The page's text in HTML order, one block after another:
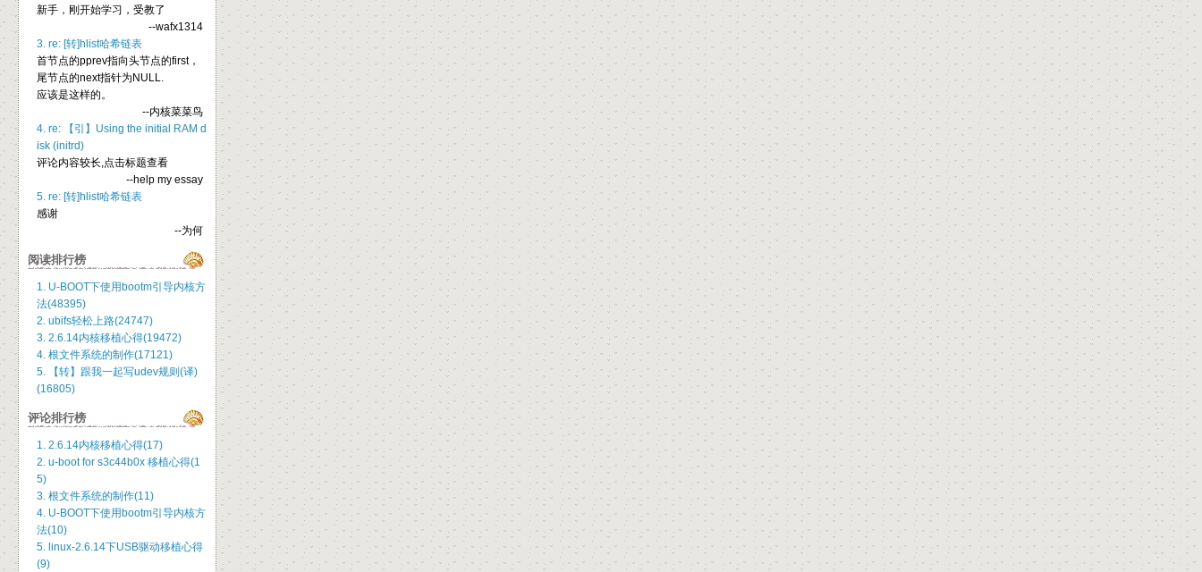
新手，刚开始学习，受教了
--wafx1314
3. re: [转]hlist哈希链表
首节点的pprev指向头节点的first，
尾节点的next指针为NULL.
应该是这样的。
--内核菜菜鸟
4. re: 【引】Using the initial RAM d
isk (initrd)
评论内容较长,点击标题查看
--help my essay
5. re: [转]hlist哈希链表
感谢
--为何
阅读排行榜
1. U-BOOT下使用bootm引导内核方
法(48395)
2. ubifs轻松上路(24747)
3. 2.6.14内核移植心得(19472)
4. 根文件系统的制作(17121)
5. 【转】跟我一起写udev规则(译)
(16805)
评论排行榜
1. 2.6.14内核移植心得(17)
2. u-boot for s3c44b0x 移植心得(1
5)
3. 根文件系统的制作(11)
4. U-BOOT下使用bootm引导内核方
法(10)
5. linux-2.6.14下USB驱动移植心得
(9)